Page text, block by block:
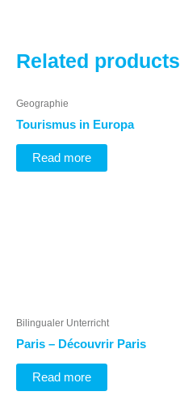
Related products
Geographie
Tourismus in Europa
Read more
Bilingualer Unterricht
Paris – Découvrir Paris
Read more